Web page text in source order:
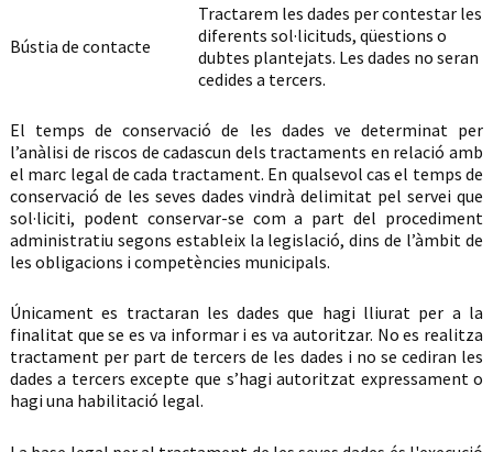
Bústia de contacte
Tractarem les dades per contestar les
diferents sol·licituds, qüestions o
dubtes plantejats. Les dades no seran
cedides a tercers.
El temps de conservació de les dades ve determinat per
l’anàlisi de riscos de cadascun dels tractaments en relació amb
el marc legal de cada tractament. En qualsevol cas el temps de
conservació de les seves dades vindrà delimitat pel servei que
sol·liciti, podent conservar-se com a part del procediment
administratiu segons estableix la legislació, dins de l’àmbit de
les obligacions i competències municipals.
Únicament es tractaran les dades que hagi lliurat per a la
finalitat que se es va informar i es va autoritzar. No es realitza
tractament per part de tercers de les dades i no se cediran les
dades a tercers excepte que s’hagi autoritzat expressament o
hagi una habilitació legal.